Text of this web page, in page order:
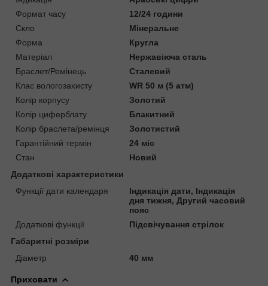
Формат часу
12/24 години
Скло
Мінеральне
Форма
Кругла
Матеріал
Нержавіюча сталь
Браслет/Ремінець
Сталевий
Клас вологозахисту
WR 50 м (5 атм)
Колір корпусу
Золотий
Колір циферблату
Блакитний
Колір браслета/ремінця
Золотистий
Гарантійний термін
24 міс
Стан
Новий
Додаткові характеристики
Функції дати календаря
Індикація дати, Індикація
дня тижня, Другий часовий
пояс
Додаткові функції
Підсвічування стрілок
Габаритні розміри
Діаметр
40 мм
Приховати